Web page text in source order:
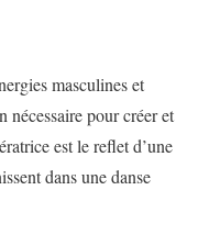
masculines et
nécessaire pour créer et
est le reflet d’une
dans une danse